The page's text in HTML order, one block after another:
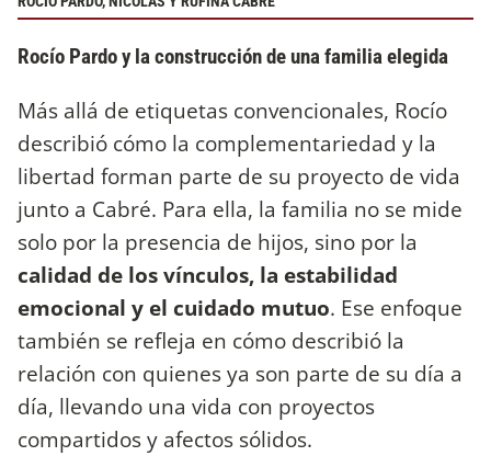
Rocío Pardo y la construcción de una familia elegida
Más allá de etiquetas convencionales, Rocío
describió cómo la complementariedad y la
libertad forman parte de su proyecto de vida
junto a Cabré. Para ella, la familia no se mide
solo por la presencia de hijos, sino por la
calidad de los vínculos, la estabilidad
emocional y el cuidado mutuo. Ese enfoque
también se refleja en cómo describió la
relación con quienes ya son parte de su día a
día, llevando una vida con proyectos
compartidos y afectos sólidos.